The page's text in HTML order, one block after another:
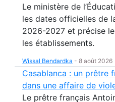
Le ministère de
les dates officielles de
2026-2027 et précise
les établissements.
Wissal Bendardka - 8 août 2026
Casablanca : un prêtre
dans une affaire de
Le prêtre français